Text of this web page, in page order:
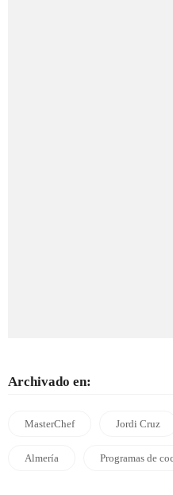
Archivado en:
MasterChef Jordi Cruz
Almería Programas de